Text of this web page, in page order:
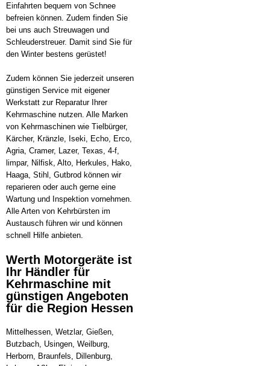
Einfahrten bequem von Schnee
befreien können. Zudem finden Sie
bei uns auch Streuwagen und
Schleuderstreuer. Damit sind Sie für
den Winter bestens gerüstet!
Zudem können Sie jederzeit unseren
günstigen Service mit eigener
Werkstatt zur Reparatur Ihrer
Kehrmaschine nutzen. Alle Marken
von Kehrmaschinen wie Tielbürger,
Kärcher, Kränzle, Iseki, Echo, Erco,
Agria, Cramer, Lazer, Texas, 4-f,
limpar, Nilfisk, Alto, Herkules, Hako,
Haaga, Stihl, Gutbrod können wir
reparieren oder auch gerne eine
Wartung und Inspektion vornehmen.
Alle Arten von Kehrbürsten im
Austausch führen wir und können
schnell Hilfe anbieten.
Werth Motorgeräte ist
Ihr Händler für
Kehrmaschine mit
günstigen Angeboten
für die Region Hessen
Mittelhessen, Wetzlar, Gießen,
Butzbach, Usingen, Weilburg,
Herborn, Braunfels, Dillenburg,